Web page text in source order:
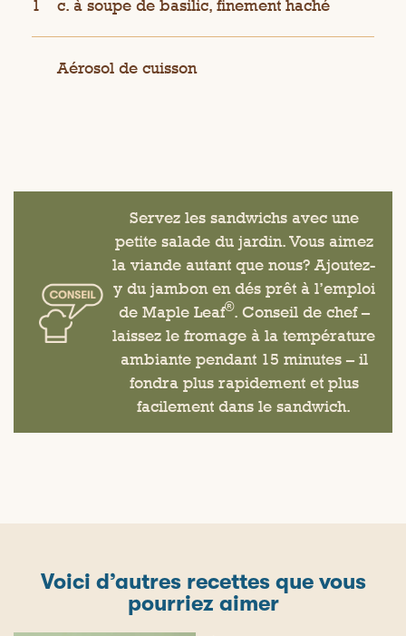
1 c. à soupe de basilic, finement haché
Aérosol de cuisson
Servez les sandwichs avec une
petite salade du jardin. Vous aimez
la viande autant que nous? Ajoutez-
y du jambon en dés prêt à l’emploi
de Maple Leaf®. Conseil de chef –
laissez le fromage à la température
ambiante pendant 15 minutes – il
fondra plus rapidement et plus
facilement dans le sandwich.
Voici d’autres recettes que vous
pourriez aimer